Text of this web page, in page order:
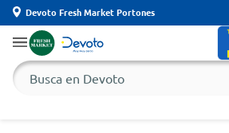
Devoto Fresh Market Portones